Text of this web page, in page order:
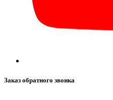
Заказ обратного звонка